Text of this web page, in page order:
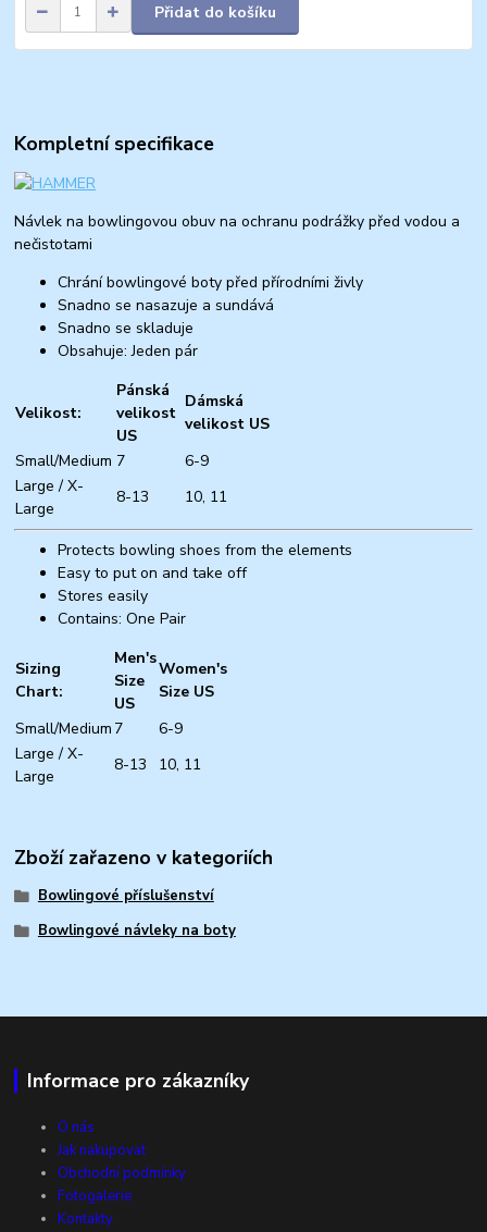
Přidat do košíku
Kompletní specifikace
Návlek na bowlingovou obuv na ochranu podrážky před vodou a
nečistotami
Chrání bowlingové boty před přírodními živly
Snadno se nasazuje a sundává
Snadno se skladuje
Obsahuje: Jeden pár
Velikost:
Pánská
velikost
US
Dámská
velikost US
Small/Medium 7
6-9
Large / X-
Large
8-13 10, 11
Protects bowling shoes from the elements
Easy to put on and take off
Stores easily
Contains: One Pair
Sizing
Chart:
Men's
Size
US
Women's
Size US
Small/Medium 7
6-9
Large / X-
Large
8-13 10, 11
Zboží zařazeno v kategoriích
Bowlingové příslušenství
Bowlingové návleky na boty
Informace pro zákazníky
O nás
Jak nakupovat
Obchodní podmínky
Fotogalerie
Kontakty